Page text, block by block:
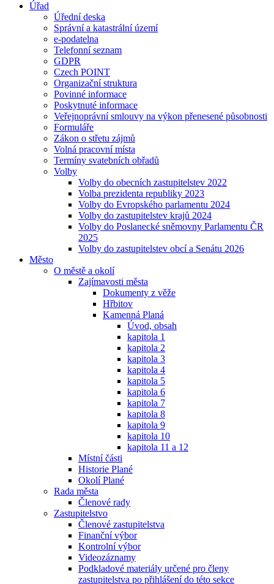
Úřad
Úřední deska
Správní a katastrální území
e-podatelna
Telefonní seznam
GDPR
Czech POINT
Organizační struktura
Povinné informace
Poskytnuté informace
Veřejnoprávní smlouvy na výkon přenesené působnosti
Formuláře
Zákon o střetu zájmů
Volná pracovní místa
Termíny svatebních obřadů
Volby
Volby do obecních zastupitelstev 2022
Volba prezidenta republiky 2023
Volby do Evropského parlamentu 2024
Volby do zastupitelstev krajů 2024
Volby do Poslanecké sněmovny Parlamentu ČR
2025
Volby do zastupitelstev obcí a Senátu 2026
Město
O městě a okolí
Zajímavosti města
Dokumenty z věže
Hřbitov
Kamenná Planá
Úvod, obsah
kapitola 1
kapitola 2
kapitola 3
kapitola 4
kapitola 5
kapitola 6
kapitola 7
kapitola 8
kapitola 9
kapitola 10
kapitola 11 a 12
Místní části
Historie Plané
Okolí Plané
Rada města
Členové rady
Zastupitelstvo
Členové zastupitelstva
Finanční výbor
Kontrolní výbor
Videozáznamy
Podkladové materiály určené pro členy
zastupitelstva po přihlášení do této sekce